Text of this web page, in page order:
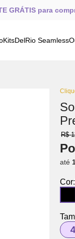
GRÁTIS para
KitsDelRio Seamless
R$
até
Cor: